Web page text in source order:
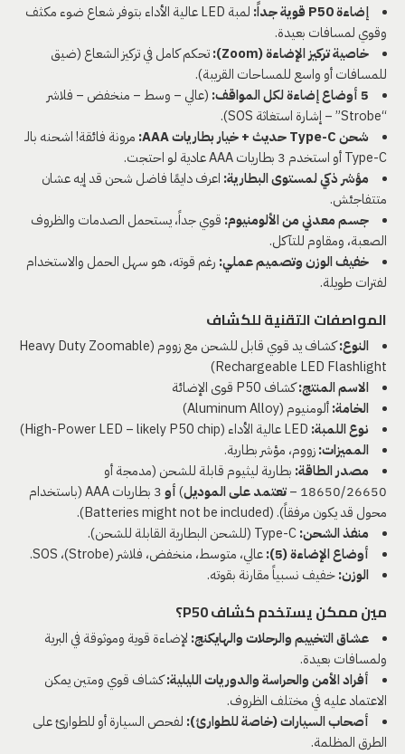
إضاءة P50 قوية جداً:
لمبة LED عالية الأداء بتوفر شعاع ضوء مكثف
وقوي لمسافات بعيدة.
خاصية تركيز الإضاءة (Zoom):
تحكم كامل في تركيز الشعاع (ضيق
للمسافات أو واسع للمساحات القريبة).
5 أوضاع إضاءة لكل المواقف:
(عالي – وسط – منخفض – فلاشر
“Strobe” – إشارة استغاثة SOS).
شحن Type-C حديث + خيار بطاريات AAA:
مرونة فائقة! اشحنه بالـ
Type-C أو استخدم 3 بطاريات AAA عادية لو احتجت.
مؤشر ذكي لمستوى البطارية: اعرف دايمًا فاضل شحن قد إيه عشان
متتفاجئش.
جسم معدني من الألومنيوم: قوي جداً، يستحمل الصدمات والظروف
الصعبة، ومقاوم للتآكل.
خفيف الوزن وتصميم عملي: رغم قوته، هو سهل الحمل والاستخدام
لفترات طويلة.
المواصفات التقنية للكشاف
النوع:
كشاف يد قوي قابل للشحن مع زووم (Heavy Duty Zoomable
Rechargeable LED Flashlight)
الاسم المنتج:كشاف P50 قوى الإضائة
الخامة:ألومنيوم (Aluminum Alloy)
نوع اللمبة:
المميزات:زووم، مؤشر بطارية.
مصدر الطاقة: بطارية ليثيوم قابلة للشحن (مدمجة أو
18650/26650 –
تعتمد على الموديل)أو
3 بطاريات AAA (باستخدام
محول قد يكون مرفقاً). (Batteries might not be included).
منفذ الشحن:Type-C (للشحن البطارية القابلة للشحن).
أوضاع الإضاءة (5):
عالي، متوسط، منخفض، فلاشر (Strobe)، SOS.
الوزن:خفيف نسبياً مقارنة بقوته.
مين ممكن يستخدم كشاف P50؟
عشاق التخييم والرحلات والهايكنج: لإضاءة قوية وموثوقة في البرية
ولمسافات بعيدة.
أفراد الأمن والحراسة والدوريات الليلية:كشاف قوي ومتين يمكن
الاعتماد عليه في مختلف الظروف.
أصحاب السيارات (خاصة للطوارئ): لفحص السيارة أو للطوارئ على
الطرق المظلمة.